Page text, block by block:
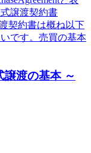
譲渡契約書
契約書は概ね以下
です。売買の基本
渡の基本 ～